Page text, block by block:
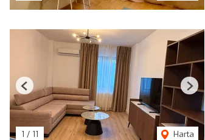
1 / 11 Harta
Previous Next